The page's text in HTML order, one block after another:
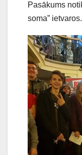
Pasākums
soma” ietvaros.